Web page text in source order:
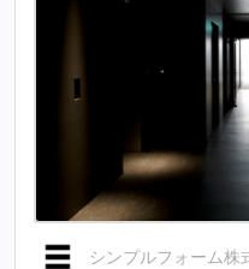
シンプルフォーム株